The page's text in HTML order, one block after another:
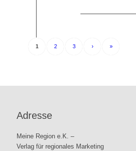
1 2 3 › »
Adresse
Meine Region e.K. –
Verlag für regionales Marketing